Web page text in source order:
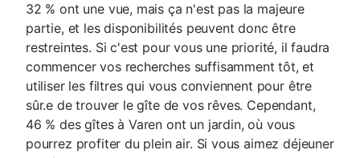
32 % ont une vue, mais ça n'est pas la majeure
partie, et les disponibilités peuvent donc être
restreintes. Si c'est pour vous une priorité, il faudra
commencer vos recherches suffisamment tôt, et
utiliser les filtres qui vous conviennent pour être
sûr.e de trouver le gîte de vos rêves. Cependant,
46 % des gîtes à Varen ont un jardin, où vous
pourrez profiter du plein air. Si vous aimez déjeuner